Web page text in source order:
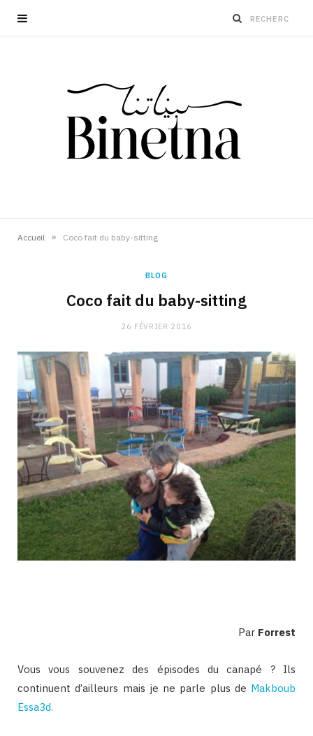
Accueil » Coco fait du baby-sitting
BLOG
Coco fait du baby-sitting
26 FÉVRIER 2016
Par Forrest
Vous vous souvenez des épisodes du canapé ? Ils
continuent d’ailleurs mais je ne parle plus de Makboub
Essa3d.